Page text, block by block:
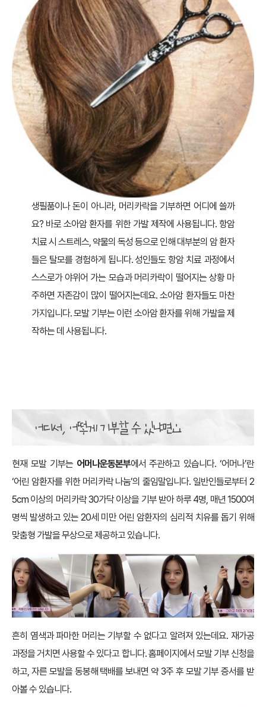
생필품이나 돈이 아니라, 머리카락을 기부하면 어디에 쓸까
요? 바로 소아암 환자를 위한 가발 제작에 사용됩니다. 항암
치료 시 스트레스, 약물의 독성 등으로 인해 대부분의 암 환자
들은 탈모를 경험하게 됩니다. 성인들도 항암 치료 과정에서
스스로가 야위어 가는 모습과 머리카락이 떨어지는 상황 마
주하면 자존감이 많이 떨어지는데요. 소아암 환자들도 마찬
가지입니다. 모발 기부는 이런 소아암 환자를 위해 가발을 제
작하는 데 사용됩니다.
현재 모발 기부는 어머나운동본부에서 주관하고 있습니다. ‘어머나’란
‘어린 암환자를 위한 머리카락 나눔’의 줄임말입니다. 일반인들로부터 2
5cm 이상의 머리카락 30가닥 이상을 기부 받아 하루 4명, 매년 1500여
명씩 발생하고 있는 20세 미만 어린 암환자의 심리적 치유를 돕기 위해
맞춤형 가발을 무상으로 제공하고 있습니다.
흔히 염색과 파마한 머리는 기부할 수 없다고 알려져 있는데요. 재가공
과정을 거치면 사용할 수 있다고 합니다. 홈페이지에서 모발 기부 신청을
하고, 자른 모발을 동봉해 택배를 보내면 약 3주 후 모발 기부 증서를 받
아볼 수 있습니다.